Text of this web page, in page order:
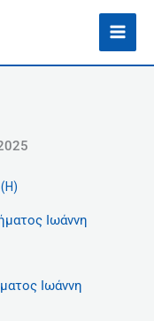
(Η)
Ιωάννη
Ιωάννη